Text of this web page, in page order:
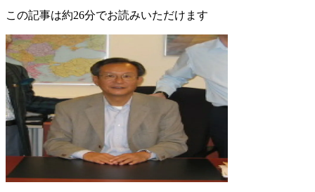
この記事は約26分でお読みいただけます